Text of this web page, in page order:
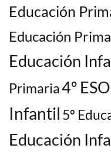
Educación
Educación
Educación
Primaria4º ESO
Infantil 5º
Educación